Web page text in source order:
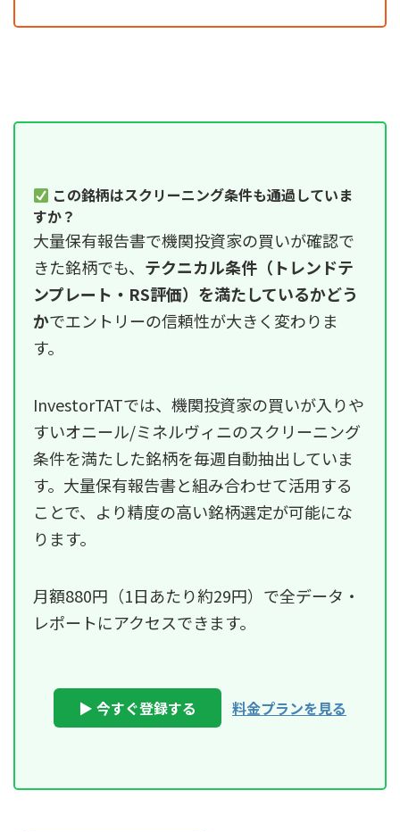
この銘柄はスクリーニング条件も通過していま
すか？
大量保有報告書で機関投資家の買いが確認で
きた銘柄でも、 テクニカル条件（トレンドテ
ンプレート・RS評価）を満たしているかどう
かでエントリーの信頼性が大きく変わりま
す。
InvestorTATでは、機関投資家の買いが入りや
すいオニール/ミネルヴィニのスクリーニング
条件を満たした銘柄を毎週自動抽出していま
す。大量保有報告書と組み合わせて活用する
ことで、より精度の高い銘柄選定が可能にな
ります。
月額880円（1日あたり約29円）で全データ・
レポートにアクセスできます。
▶ 今すぐ登録する 料金プランを見る